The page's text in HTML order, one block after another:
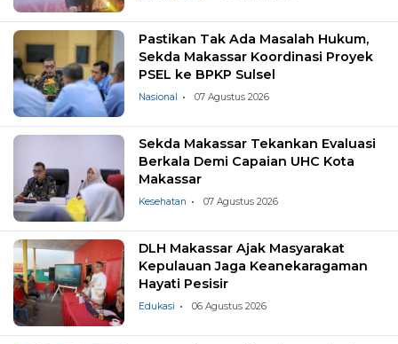
Pastikan Tak Ada Masalah Hukum,
Sekda Makassar Koordinasi Proyek
PSEL ke BPKP Sulsel
Nasional 07 Agustus 2026
Sekda Makassar Tekankan Evaluasi
Berkala Demi Capaian UHC Kota
Makassar
Kesehatan 07 Agustus 2026
DLH Makassar Ajak Masyarakat
Kepulauan Jaga Keanekaragaman
Hayati Pesisir
Edukasi 06 Agustus 2026